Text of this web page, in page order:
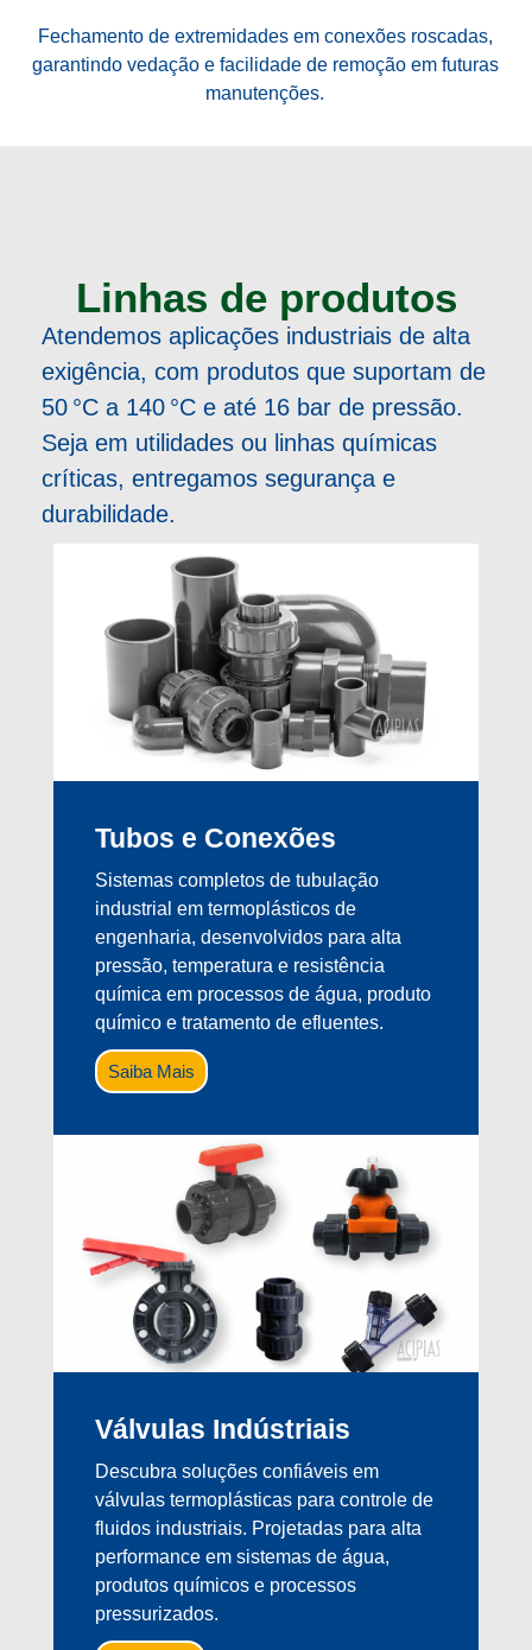
Fechamento de extremidades em conexões roscadas,
garantindo vedação e facilidade de remoção em futuras
manutenções.
Linhas de produtos
Atendemos aplicações industriais de alta
exigência, com produtos que suportam de
50 °C a 140 °C e até 16 bar de pressão.
Seja em utilidades ou linhas químicas
críticas, entregamos segurança e
durabilidade.
Tubos e Conexões
Sistemas completos de tubulação
industrial em termoplásticos de
engenharia, desenvolvidos para alta
pressão, temperatura e resistência
química em processos de água, produto
químico e tratamento de efluentes.
Saiba Mais
Válvulas Indústriais
Descubra soluções confiáveis em
válvulas termoplásticas para controle de
fluidos industriais. Projetadas para alta
performance em sistemas de água,
produtos químicos e processos
pressurizados.